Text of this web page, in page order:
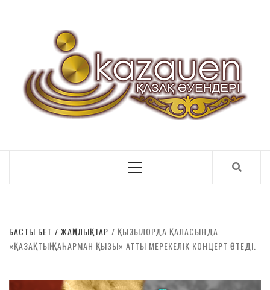
Menu
БАСТЫ БЕТ ЖАҢАЛЫҚТАР
ҚЫЗЫЛОРДА ҚАЛАСЫНДА
«ҚАЗАҚТЫҢ ҚАҺАРМАН ҚЫЗЫ» АТТЫ МЕРЕКЕЛІК КОНЦЕРТ ӨТЕДІ.